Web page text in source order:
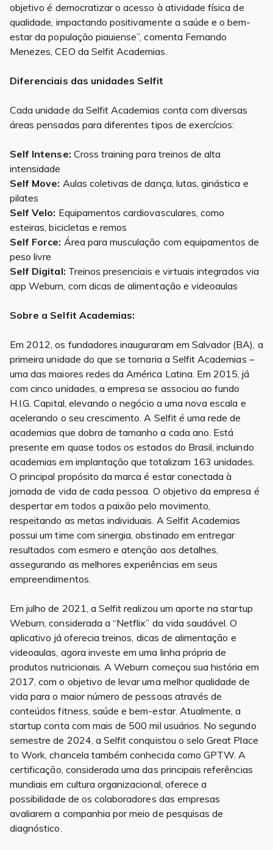
objetivo é democratizar o acesso à atividade física de
qualidade, impactando positivamente a saúde e o bem-
estar da população piauiense”, comenta Fernando
Menezes, CEO da Selfit Academias.
Diferenciais das unidades Selfit
Cada unidade da Selfit Academias conta com diversas
áreas pensadas para diferentes tipos de exercícios:
Self Intense: Cross training para treinos de alta
intensidade
Self Move: Aulas coletivas de dança, lutas, ginástica e
pilates
Self Velo: Equipamentos cardiovasculares, como
esteiras, bicicletas e remos
Self Force: Área para musculação com equipamentos de
peso livre
Self Digital: Treinos presenciais e virtuais integrados via
app Weburn, com dicas de alimentação e videoaulas
Sobre a Selfit Academias:
Em 2012, os fundadores inauguraram em Salvador (BA), a
primeira unidade do que se tornaria a Selfit Academias –
uma das maiores redes da América Latina. Em 2015, já
com cinco unidades, a empresa se associou ao fundo
H.I.G. Capital, elevando o negócio a uma nova escala e
acelerando o seu crescimento. A Selfit é uma rede de
academias que dobra de tamanho a cada ano. Está
presente em quase todos os estados do Brasil, incluindo
academias em implantação que totalizam 163 unidades.
O principal propósito da marca é estar conectada à
jornada de vida de cada pessoa. O objetivo da empresa é
despertar em todos a paixão pelo movimento,
respeitando as metas individuais. A Selfit Academias
possui um time com sinergia, obstinado em entregar
resultados com esmero e atenção aos detalhes,
assegurando as melhores experiências em seus
empreendimentos.
Em julho de 2021, a Selfit realizou um aporte na startup
Weburn, considerada a “Netflix” da vida saudável. O
aplicativo já oferecia treinos, dicas de alimentação e
videoaulas, agora investe em uma linha própria de
produtos nutricionais. A Weburn começou sua história em
2017, com o objetivo de levar uma melhor qualidade de
vida para o maior número de pessoas através de
conteúdos fitness, saúde e bem-estar. Atualmente, a
startup conta com mais de 500 mil usuários. No segundo
semestre de 2024, a Selfit conquistou o selo Great Place
to Work, chancela também conhecida como GPTW. A
certificação, considerada uma das principais referências
mundiais em cultura organizacional, oferece a
possibilidade de os colaboradores das empresas
avaliarem a companhia por meio de pesquisas de
diagnóstico.